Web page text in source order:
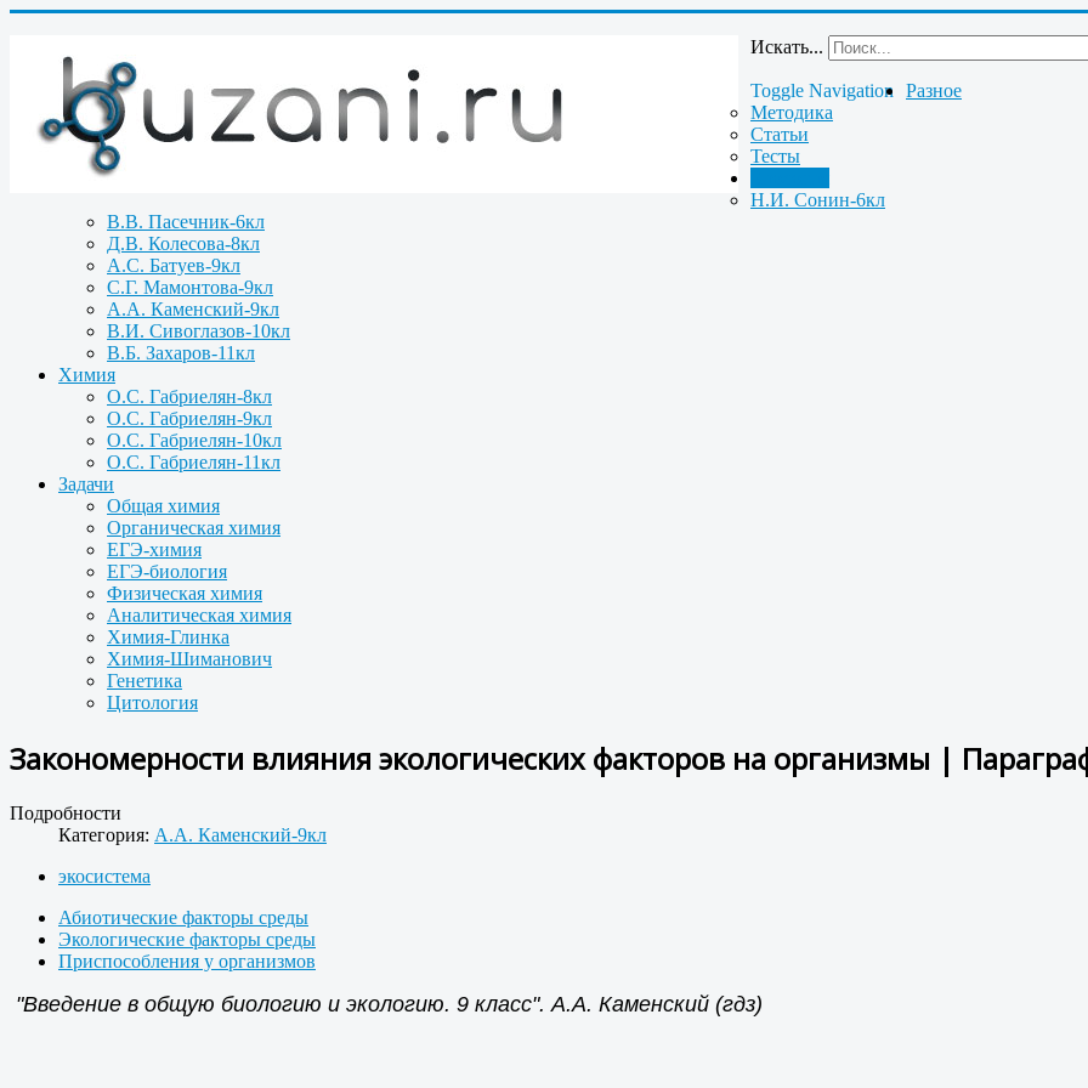
Искать...
Toggle Navigation
Разное
Методика
Статьи
Тесты
Н.И. Сонин-6кл
В.В. Пасечник-6кл
Д.В. Колесова-8кл
А.С. Батуев-9кл
С.Г. Мамонтова-9кл
А.А. Каменский-9кл
В.И. Сивоглазов-10кл
В.Б. Захаров-11кл
Химия
О.С. Габриелян-8кл
О.С. Габриелян-9кл
О.С. Габриелян-10кл
О.С. Габриелян-11кл
Задачи
Общая химия
Органическая химия
ЕГЭ-химия
ЕГЭ-биология
Физическая химия
Аналитическая химия
Химия-Глинка
Химия-Шиманович
Генетика
Цитология
Закономерности влияния экологических факторов на организмы |
Подробности
Категория: А.А. Каменский-9кл
экосистема
Абиотические факторы среды
Экологические факторы среды
Приспособления у организмов
"Введение в общую биологию и экологию. 9 класс". А.А. Каменский (гдз)